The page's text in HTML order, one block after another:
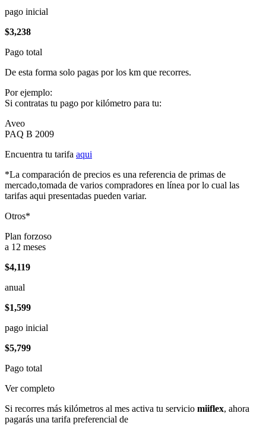
pago inicial
$3,238
Pago total
De esta forma solo pagas por los km que recorres.
Por ejemplo:
Si contratas tu pago por kilómetro para tu:
Aveo
PAQ B 2009
Encuentra tu tarifa aqui
*La comparación de precios es una referencia de primas de
mercado,tomada de varios compradores en línea por lo cual las
tarifas aqui presentadas pueden variar.
Otros*
Plan forzoso
a 12 meses
$4,119
anual
$1,599
pago inicial
$5,799
Pago total
Ver completo
Si recorres más kilómetros al mes activa tu servicio miiflex, ahora
pagarás una tarifa preferencial de